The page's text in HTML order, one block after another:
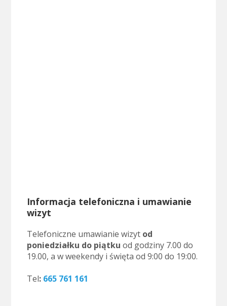
Informacja telefoniczna i umawianie
wizyt
Telefoniczne umawianie wizytod
poniedziałku do piątku od godziny 7.00 do
19.00, a w weekendy i święta od 9:00 do 19:00.
Tel: 665 761 161